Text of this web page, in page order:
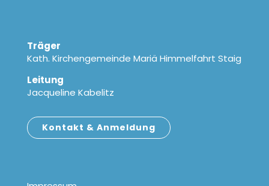
Träger
Kath. Kirchengemeinde Mariä Himmelfahrt Staig
Leitung
Jacqueline Kabelitz
Kontakt & Anmeldung